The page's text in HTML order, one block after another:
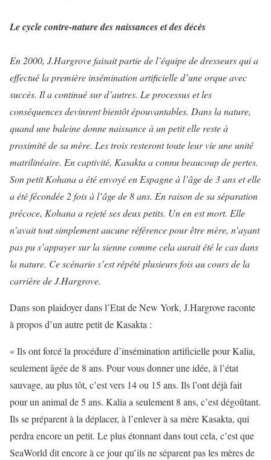
Le cycle contre-nature des naissances et des décès
En 2000, J.Hargrove faisait partie de l’équipe de dresseurs qui a
effectué la première insémination artificielle d’une orque avec
succès. Il a continué sur d’autres. Le processus et les
conséquences devinrent bientôt épouvantables. Dans la nature,
quand une baleine donne naissance à un petit elle reste à
proximité de sa mère. Les trois resteront toute leur vie une unité
matrilinéaire. En captivité, Kasakta a connu beaucoup de pertes.
Son petit Kohana a été envoyé en Espagne à l’âge de 3 ans et elle
a été fécondée 2 fois à l’âge de 8 ans. En raison de sa séparation
précoce, Kohana a rejeté ses deux petits. Un en est mort. Elle
n’avait tout simplement aucune référence pour être mère, n’ayant
pas pu s’appuyer sur la sienne comme cela aurait été le cas dans
la nature. Ce scénario s’est répété plusieurs fois au cours de la
carrière de J.Hargrove.
Dans son plaidoyer dans l’Etat de New York, J.Hargrove raconte
à propos d’un autre petit de Kasakta :
« Ils ont forcé la procédure d’insémination artificielle pour Kalia,
seulement âgée de 8 ans. Pour vous donner une idée, à l’état
sauvage, au plus tôt, c’est vers 14 ou 15 ans. Ils l’ont déjà fait
pour un animal de 5 ans. Kalia a seulement 8 ans, c’est dégoûtant.
Ils se préparent à la déplacer, à l’enlever à sa mère Kasakta, qui
perdra encore un petit. Le plus étonnant dans tout cela, c’est que
SeaWorld dit encore à ce jour qu’ils ne séparent pas les mères de